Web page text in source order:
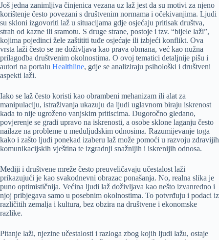
Još jedna zanimljiva činjenica vezana uz laž jest da su motivi za njeno
korištenje često povezani s društvenim normama i očekivanjima. Ljudi
su skloni izgovoriti laž u situacijama gdje osjećaju pritisak društva,
strah od kazne ili sramotu. S druge strane, postoje i tzv. “bijele laži”,
kojima pojedinci žele zaštititi tuđe osjećaje ili izbjeći konflikt. Ova
vrsta laži često se ne doživljava kao prava obmana, već kao nužna
prilagodba društvenim okolnostima. O ovoj tematici detaljnije pišu i
autori na portalu Healthline, gdje se analiziraju psihološki i društveni
aspekti laži.
Iako se laž često koristi kao obrambeni mehanizam ili alat za
manipulaciju, istraživanja ukazuju da ljudi uglavnom biraju iskrenost
kada to nije ugroženo vanjskim pritiscima. Dugoročno gledano,
povjerenje se gradi upravo na iskrenosti, a osobe sklone laganju često
nailaze na probleme u međuljudskim odnosima. Razumijevanje toga
kako i zašto ljudi ponekad izaberu laž može pomoći u razvoju zdravijih
komunikacijskih vještina te izgradnji snažnijih i iskrenijih odnosa.
Mediji i društvene mreže često preuveličavaju učestalost laži
prikazujući je kao svakodnevni obrazac ponašanja. No, realna slika je
puno optimističnija. Većina ljudi laž doživljava kao nešto izvanredno i
njoj pribjegava samo u posebnim okolnostima. To potvrđuju i podaci iz
različitih zemalja i kultura, bez obzira na društvene i ekonomske
razlike.
Pitanje laži, njezine učestalosti i razloga zbog kojih ljudi lažu, ostaje